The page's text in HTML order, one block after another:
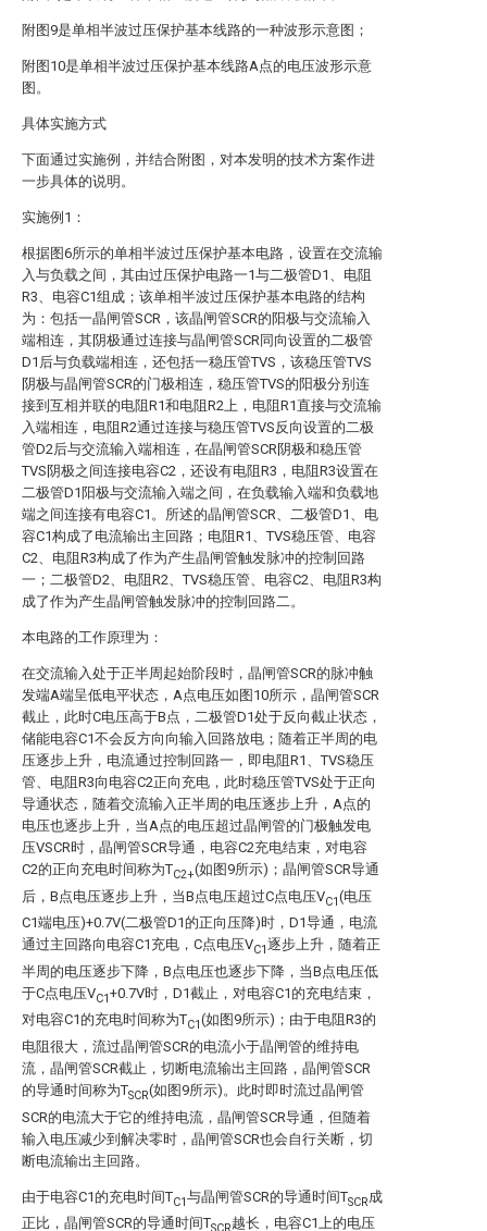
附图9是单相半波过压保护基本线路的一种波形示意图；
附图10是单相半波过压保护基本线路A点的电压波形示意
图。
具体实施方式
下面通过实施例，并结合附图，对本发明的技术方案作进
一步具体的说明。
实施例1：
根据图6所示的单相半波过压保护基本电路，设置在交流输
入与负载之间，其由过压保护电路一1与二极管D1、电阻
R3、电容C1组成；该单相半波过压保护基本电路的结构
为：包括一晶闸管SCR，该晶闸管SCR的阳极与交流输入
端相连，其阴极通过连接与晶闸管SCR同向设置的二极管
D1后与负载端相连，还包括一稳压管TVS，该稳压管TVS
阴极与晶闸管SCR的门极相连，稳压管TVS的阳极分别连
接到互相并联的电阻R1和电阻R2上，电阻R1直接与交流输
入端相连，电阻R2通过连接与稳压管TVS反向设置的二极
管D2后与交流输入端相连，在晶闸管SCR阴极和稳压管
TVS阴极之间连接电容C2，还设有电阻R3，电阻R3设置在
二极管D1阳极与交流输入端之间，在负载输入端和负载地
端之间连接有电容C1。所述的晶闸管SCR、二极管D1、电
容C1构成了电流输出主回路；电阻R1、TVS稳压管、电容
C2、电阻R3构成了作为产生晶闸管触发脉冲的控制回路
一；二极管D2、电阻R2、TVS稳压管、电容C2、电阻R3构
成了作为产生晶闸管触发脉冲的控制回路二。
本电路的工作原理为：
在交流输入处于正半周起始阶段时，晶闸管SCR的脉冲触
发端A端呈低电平状态，A点电压如图10所示，晶闸管SCR
截止，此时C电压高于B点，二极管D1处于反向截止状态，
储能电容C1不会反方向向输入回路放电；随着正半周的电
压逐步上升，电流通过控制回路一，即电阻R1、TVS稳压
管、电阻R3向电容C2正向充电，此时稳压管TVS处于正向
导通状态，随着交流输入正半周的电压逐步上升，A点的
电压也逐步上升，当A点的电压超过晶闸管的门极触发电
压VSCR时，晶闸管SCR导通，电容C2充电结束，对电容
C2的正向充电时间称为TC2+(如图9所示)；晶闸管SCR导通
后，B点电压逐步上升，当B点电压超过C点电压VC1(电压
C1端电压)+0.7V(二极管D1的正向压降)时，D1导通，电流
通过主回路向电容C1充电，C点电压VC1逐步上升，随着正
半周的电压逐步下降，B点电压也逐步下降，当B点电压低
于C点电压VC1+0.7V时，D1截止，对电容C1的充电结束，
对电容C1的充电时间称为TC1(如图9所示)；由于电阻R3的
电阻很大，流过晶闸管SCR的电流小于晶闸管的维持电
流，晶闸管SCR截止，切断电流输出主回路，晶闸管SCR
的导通时间称为TSCR(如图9所示)。此时即时流过晶闸管
SCR的电流大于它的维持电流，晶闸管SCR导通，但随着
输入电压减少到解决零时，晶闸管SCR也会自行关断，切
断电流输出主回路。
由于电容C1的充电时间TC1与晶闸管SCR的导通时间TSCR成
正比，晶闸管SCR的导通时间TSCR越长，电容C1上的电压